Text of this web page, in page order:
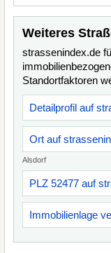
Weiteres
strassenindex.de
Standortfaktoren
Detailprofil auf
Ort auf
Alsdorf
PLZ 52477 auf
Immobilienlage